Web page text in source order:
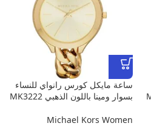
ساعة مايكل كورس رانواي للنساء
بسوار ومينا باللون الذهبي MK3222
Michael Kors Women